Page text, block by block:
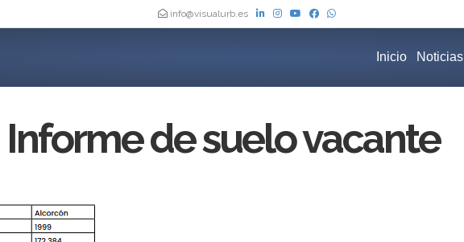
info@visualurb.es
Inicio Noticias
de suelo vacante